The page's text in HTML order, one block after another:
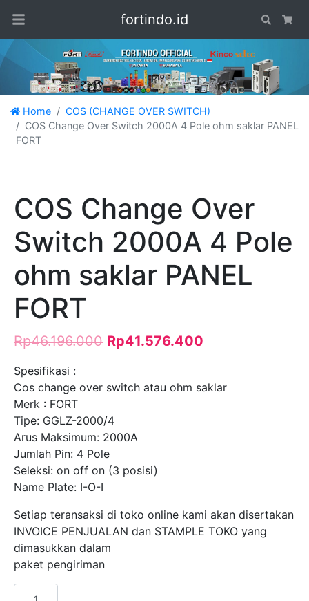
fortindo.id Search
Home
COS (CHANGE OVER SWITCH)
COS Change Over Switch 2000A 4 Pole ohm saklar PANEL
FORT
COS Change Over
Switch 2000A 4 Pole
ohm saklar PANEL
FORT
Rp46.196.000 Rp41.576.400
Spesifikasi :
Cos change over switch atau ohm saklar
Merk : FORT
Tipe: GGLZ-2000/4
Arus Maksimum: 2000A
Jumlah Pin: 4 Pole
Seleksi: on off on (3 posisi)
Name Plate: I-O-I
Setiap teransaksi di toko online kami akan disertakan
INVOICE PENJUALAN dan STAMPLE TOKO yang
dimasukkan dalam
paket pengiriman